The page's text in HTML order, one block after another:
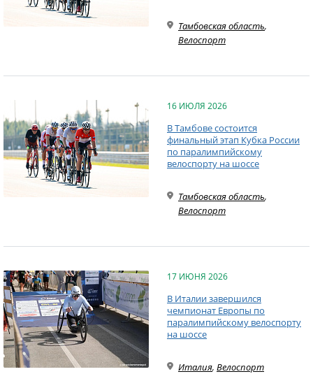
Тамбовская область,
Велоспорт
16 ИЮЛЯ 2026
В Тамбове состоится
финальный этап Кубка России
по паралимпийскому
велоспорту на шоссе
Тамбовская область,
Велоспорт
17 ИЮНЯ 2026
В Италии завершился
чемпионат Европы по
паралимпийскому велоспорту
на шоссе
Италия, Велоспорт